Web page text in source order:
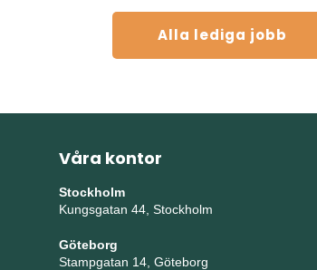
Alla lediga jobb
Våra kontor
Stockholm
Kungsgatan 44, Stockholm
Göteborg
Stampgatan 14, Göteborg